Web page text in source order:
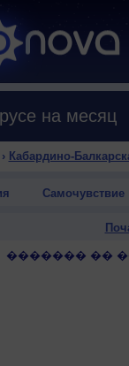
на месяц
› Кабардино-
Самочувствие
������� ��